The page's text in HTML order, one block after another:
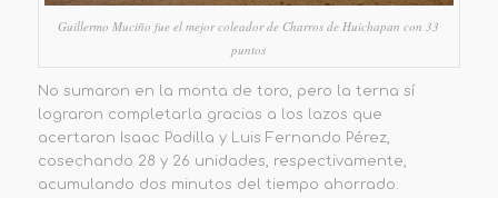
Guillermo Muciño fue el mejor coleador de Charros de Huichapan con 33
puntos
No sumaron en la monta de toro, pero la terna sí
lograron completarla gracias a los lazos que
acertaron Isaac Padilla y Luis Fernando Pérez,
cosechando 28 y 26 unidades, respectivamente,
acumulando dos minutos del tiempo ahorrado.